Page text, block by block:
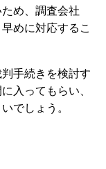
め、調査会社
めに対応するこ
手続きを検討す
入ってもらい、
でしょう。